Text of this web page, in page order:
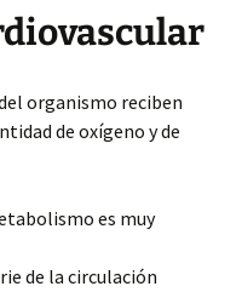
organismo reciben
de oxígeno y de
es muy
de la circulación